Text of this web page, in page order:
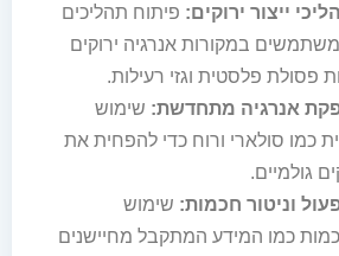
ייצור ירוקים: פיתוח תהליכים
במקורות אנרגיה ירוקים
פסולת פלסטית וגזי רעילות.
אנרגיה מתחדשת: שימוש
כמו סולארי ורוח כדי להפחית את
גולמיים.
וניטור חכמות: שימוש
כמו המידע המתקבל מחיישנים